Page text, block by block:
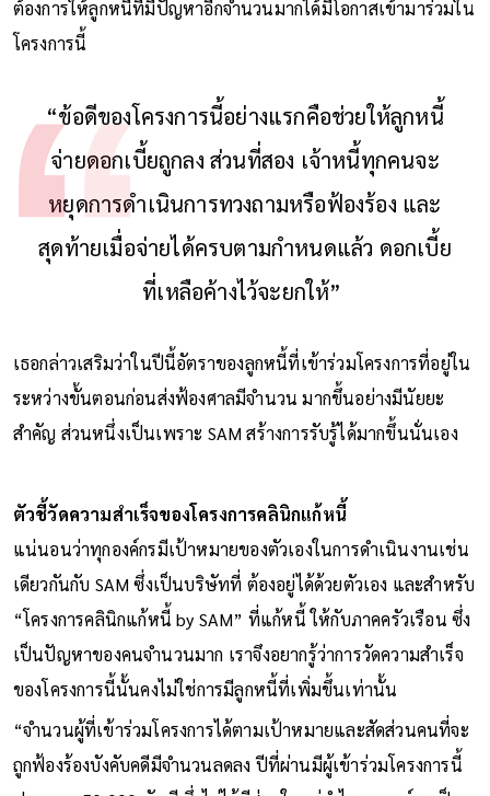
ต้องการให้ลูกหนี้ที่มีปัญหาอีกจำนวนมากได้มีโอกาสเข้ามาร่วมใน
โครงการนี้
“ข้อดีของโครงการนี้อย่างแรกคือช่วยให้ลูกหนี้
จ่ายดอกเบี้ยถูกลง ส่วนที่สอง เจ้าหนี้ทุกคนจะ
หยุดการดำเนินการทวงถามหรือฟ้องร้อง และ
สุดท้ายเมื่อจ่ายได้ครบตามกำหนดแล้ว ดอกเบี้ย
ที่เหลือค้างไว้จะยกให้”
เธอกล่าวเสริมว่าในปีนี้อัตราของลูกหนี้ที่เข้าร่วมโครงการที่อยู่ใน
ระหว่างขั้นตอนก่อนส่งฟ้องศาลมีจำนวน มากขึ้นอย่างมีนัยยะ
สำคัญ ส่วนหนึ่งเป็นเพราะ SAM สร้างการรับรู้ได้มากขึ้นนั่นเอง
ตัวชี้วัดความสำเร็จของโครงการคลินิกแก้หนี้
แน่นอนว่าทุกองค์กรมีเป้าหมายของตัวเองในการดำเนินงานเช่น
เดียวกันกับ SAM ซึ่งเป็นบริษัทที่ ต้องอยู่ได้ด้วยตัวเอง และสำหรับ
“โครงการคลินิกแก้หนี้ by SAM” ที่แก้หนี้ ให้กับภาคครัวเรือน ซึ่ง
เป็นปัญหาของคนจำนวนมาก เราจึงอยากรู้ว่าการวัดความสำเร็จ
ของโครงการนี้นั้นคงไม่ใช่การมีลูกหนี้ที่เพิ่มขึ้นเท่านั้น
“จำนวนผู้ที่เข้าร่วมโครงการได้ตามเป้าหมายและสัดส่วนคนที่จะ
ถูกฟ้องร้องบังคับคดีมีจำนวนลดลง ปีที่ผ่านมีผู้เข้าร่วมโครงการนี้